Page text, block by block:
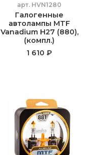
арт. HVN1280
Галогенные
автолампы MTF
Vanadium H27 (880),
(компл.)
1 610 ₽